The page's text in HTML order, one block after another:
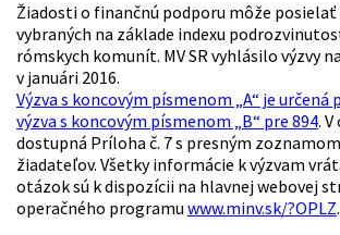
Žiadosti o finančnú podporu môže posielať
vybraných na základe indexu
rómskych komunít. MV SR vyhlásilo výzvy
v januári 2016.
Výzva s koncovým písmenom „A“ je určená
výzva s koncovým písmenom „B“ pre 894.
dostupná Príloha č. 7 s presným
žiadateľov. Všetky informácie k výzvam
otázok sú k dispozícii na hlavnej webovej
operačného programu www.minv.sk/?OPLZ.